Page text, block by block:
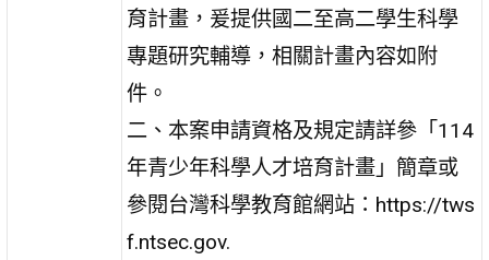
育計畫，爰提供國二至高二學生科學
專題研究輔導，相關計畫內容如附
件。
二、本案申請資格及規定請詳參「114
年青少年科學人才培育計畫」簡章或
參閱台灣科學教育館網站：https://tws
f.ntsec.gov.